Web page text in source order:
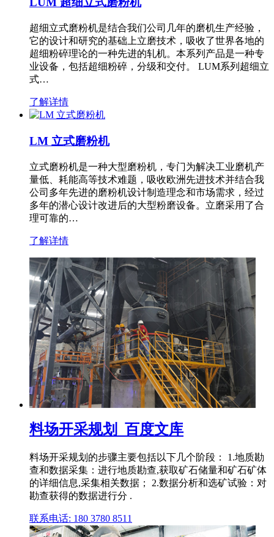
超细立式磨粉机是结合我们公司几年的磨机生产经验，
它的设计和研究的基础上立磨技术，吸收了世界各地的
超细粉碎理论的一种先进的轧机。本系列产品是一种专
业设备，包括超细粉碎，分级和交付。 LUM系列超细立
式…
了解详情
LM 立式磨粉机
立式磨粉机是一种大型磨粉机，专门为解决工业磨机产
量低、耗能高等技术难题，吸收欧洲先进技术并结合我
公司多年先进的磨粉机设计制造理念和市场需求，经过
多年的潜心设计改进后的大型粉磨设备。立磨采用了合
理可靠的…
了解详情
料场开采规划_百度文库
料场开采规划的步骤主要包括以下几个阶段： 1.地质勘
查和数据采集：进行地质勘查,获取矿石储量和矿石矿体
的详细信息,采集相关数据； 2.数据分析和选矿试验：对
勘查获得的数据进行分 .
联系电话: 180 3780 8511